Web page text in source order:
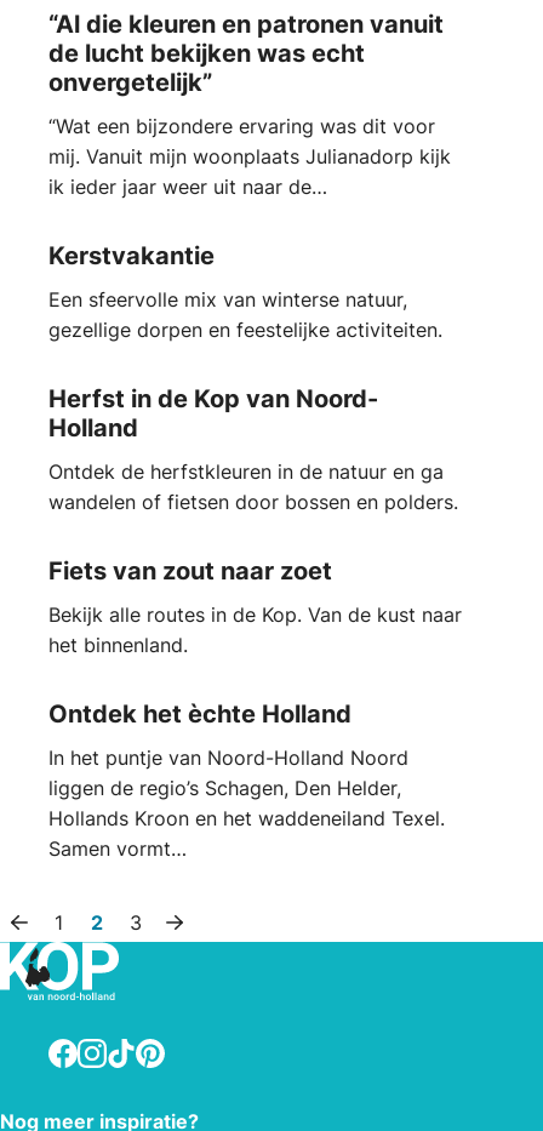
“Al die kleuren en patronen vanuit
de lucht bekijken was echt
onvergetelijk”
“Wat een bijzondere ervaring was dit voor
mij. Vanuit mijn woonplaats Julianadorp kijk
ik ieder jaar weer uit naar de…
Kerstvakantie
Een sfeervolle mix van winterse natuur,
gezellige dorpen en feestelijke activiteiten.
Herfst in de Kop van Noord-
Holland
Ontdek de herfstkleuren in de natuur en ga
wandelen of fietsen door bossen en polders.
Fiets van zout naar zoet
Bekijk alle routes in de Kop. Van de kust naar
het binnenland.
Ontdek het èchte Holland
In het puntje van Noord-Holland Noord
liggen de regio’s Schagen, Den Helder,
Hollands Kroon en het waddeneiland Texel.
Samen vormt…
Vorige pagina
1 2 3 Volgende pagina
Facebook
Instagram
TikTokPinterest
Nog meer inspiratie?